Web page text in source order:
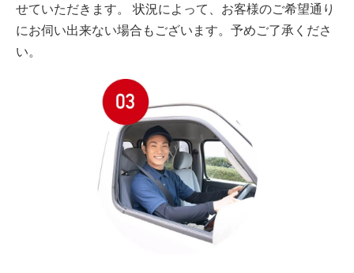
せていただきます。 状況によって、お客様のご希望通り
にお伺い出来ない場合もございます。予めご了承くださ
い。